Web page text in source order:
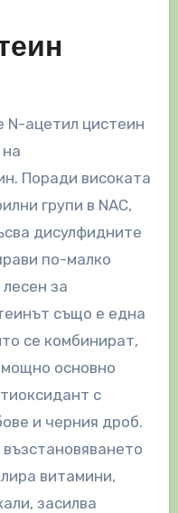
N-ацетил цистеин
Поради високата
групи в NAC,
дисулфидните
по-малко
за
също е една
се комбинират,
мощно основно
с
и черния дроб.
витамини,
засилва